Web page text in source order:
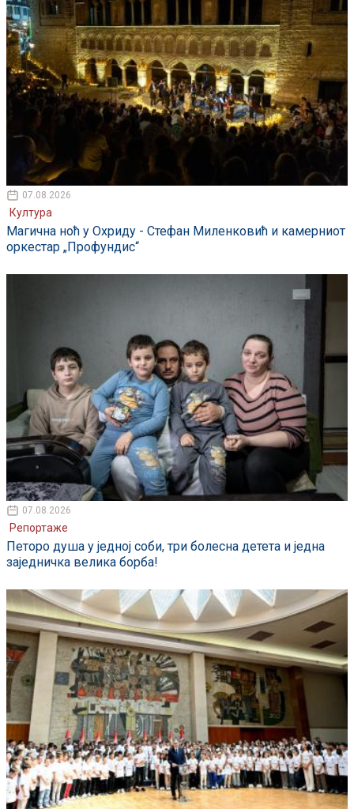
07.08.2026
Култура
Магична ноћ у Охриду - Стефан Миленковић и камерниот
оркестар „Профундис“
07.08.2026
Репортаже
Петоро душа у једној соби, три болесна детета и једна
заједничка велика борба!